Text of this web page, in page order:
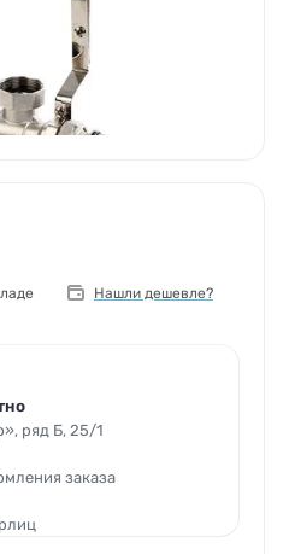
Нашли дешевле?
ряд Б, 25/1
заказа